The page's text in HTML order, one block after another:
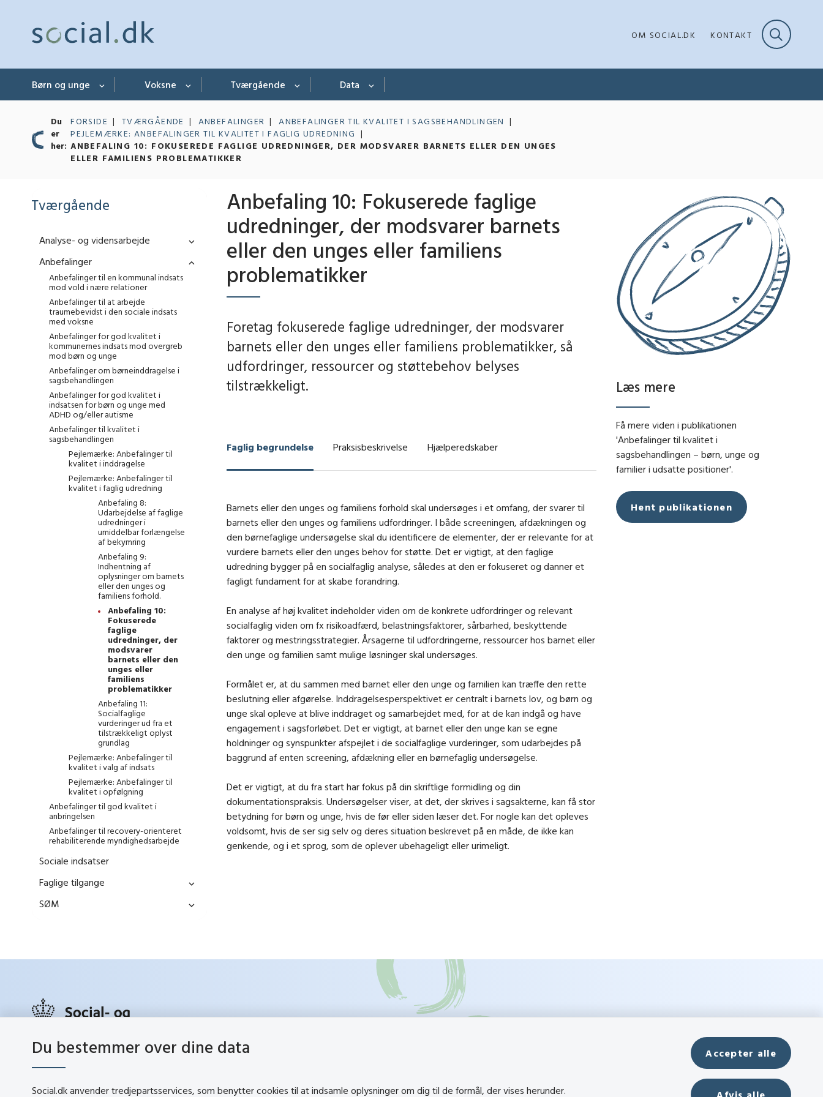
OM SOCIAL.DK KONTAKT
Børn og unge Voksne Tværgående Data
Du
er
her:
FORSIDE TVÆRGÅENDE ANBEFALINGER
ANBEFALINGER TIL KVALITET I SAGSBEHANDLINGEN
PEJLEMÆRKE: ANBEFALINGER TIL KVALITET I FAGLIG UDREDNING
ANBEFALING 10: FOKUSEREDE FAGLIGE UDREDNINGER, DER MODSVARER BARNETS ELLER DEN UNGES
ELLER FAMILIENS PROBLEMATIKKER
Tværgående
Analyse- og vidensarbejde
Anbefalinger
Anbefalinger til en kommunal indsats
mod vold i nære relationer
Anbefalinger til at arbejde
traumebevidst i den sociale indsats
med voksne
Anbefalinger for god kvalitet i
kommunernes indsats mod overgreb
mod børn og unge
Anbefalinger om børneinddragelse i
sagsbehandlingen
Anbefalinger for god kvalitet i
indsatsen for børn og unge med
ADHD og/eller autisme
Anbefalinger til kvalitet i
sagsbehandlingen
Pejlemærke: Anbefalinger til
kvalitet i inddragelse
Pejlemærke: Anbefalinger til
kvalitet i faglig udredning
Anbefaling 8:
Udarbejdelse af faglige
udredninger i
umiddelbar forlængelse
af bekymring
Anbefaling 9:
Indhentning af
oplysninger om barnets
eller den unges og
familiens forhold.
Anbefaling 10:
Fokuserede
faglige
udredninger, der
modsvarer
barnets eller den
unges eller
familiens
problematikker
Anbefaling 11:
Socialfaglige
vurderinger ud fra et
tilstrækkeligt oplyst
grundlag
Pejlemærke: Anbefalinger til
kvalitet i valg af indsats
Pejlemærke: Anbefalinger til
kvalitet i opfølgning
Anbefalinger til god kvalitet i
anbringelsen
Anbefalinger til recovery-orienteret
rehabiliterende myndighedsarbejde
Sociale indsatser
Faglige tilgange
SØM
Anbefaling 10: Fokuserede faglige
udredninger, der modsvarer barnets
eller den unges eller familiens
problematikker
Foretag fokuserede faglige udredninger, der modsvarer
barnets eller den unges eller familiens problematikker, så
udfordringer, ressourcer og støttebehov belyses
tilstrækkeligt.
Faglig begrundelse Praksisbeskrivelse Hjælperedskaber
Barnets eller den unges og familiens forhold skal undersøges i et omfang, der svarer til
barnets eller den unges og familiens udfordringer. I både screeningen, afdækningen og
den børnefaglige undersøgelse skal du identificere de elementer, der er relevante for at
vurdere barnets eller den unges behov for støtte. Det er vigtigt, at den faglige
udredning bygger på en socialfaglig analyse, således at den er fokuseret og danner et
fagligt fundament for at skabe forandring.
En analyse af høj kvalitet indeholder viden om de konkrete udfordringer og relevant
socialfaglig viden om fx risikoadfærd, belastningsfaktorer, sårbarhed, beskyttende
faktorer og mestringsstrategier. Årsagerne til udfordringerne, ressourcer hos barnet eller
den unge og familien samt mulige løsninger skal undersøges.
Formålet er, at du sammen med barnet eller den unge og familien kan træffe den rette
beslutning eller afgørelse. Inddragelsesperspektivet er centralt i barnets lov, og børn og
unge skal opleve at blive inddraget og samarbejdet med, for at de kan indgå og have
engagement i sagsforløbet. Det er vigtigt, at barnet eller den unge kan se egne
holdninger og synspunkter afspejlet i de socialfaglige vurderinger, som udarbejdes på
baggrund af enten screening, afdækning eller en børnefaglig undersøgelse.
Det er vigtigt, at du fra start har fokus på din skriftlige formidling og din
dokumentationspraksis. Undersøgelser viser, at det, der skrives i sagsakterne, kan få stor
betydning for børn og unge, hvis de før eller siden læser det. For nogle kan det opleves
voldsomt, hvis de ser sig selv og deres situation beskrevet på en måde, de ikke kan
genkende, og i et sprog, som de oplever ubehageligt eller urimeligt.
Læs mere
Få mere viden i publikationen
'Anbefalinger til kvalitet i
sagsbehandlingen – børn, unge og
familier i udsatte positioner'.
Hent publikationen
Lerchesgade 35, 5
Du bestemmer over dine data
Social.dk anvender tredjepartsservices, som benytter cookies til at indsamle oplysninger om dig til de formål, der vises herunder.
Accepter alle
Afvis alle